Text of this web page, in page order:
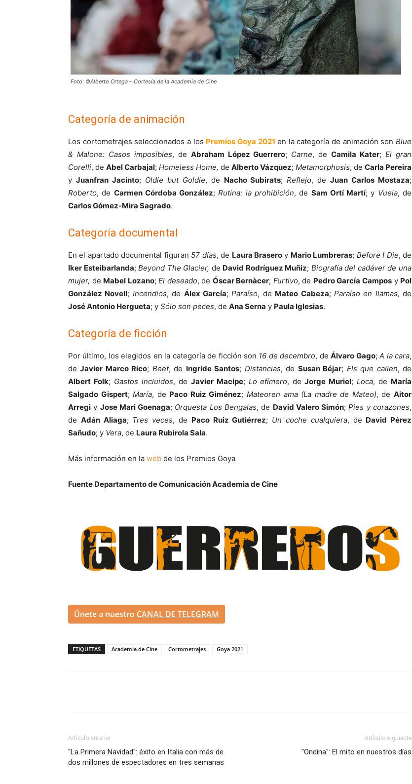
Foto: ©Alberto Ortega – Cortesía de la Academia de Cine
Categoría de animación
Los cortometrajes seleccionados a los Premios Goya 2021 en la categoría de animación sonBlue
& Malone: Casos imposibles, de Abraham López Guerrero; Carne, deCamila Kater;El gran
Corelli, de Abel Carbajal; Homeless Home, de Alberto Vázquez; Metamorphosis, de Carla Pereira
y Juanfran Jacinto; Oldie but Goldie, de Nacho Subirats;Reflejo, deJuan Carlos Mostaza;
Roberto, de Carmen Córdoba González;Rutina: la prohibición, de Sam Ortí Martí; y Vuela, de
Carlos Gómez-Mira Sagrado.
Categoría documental
En el apartado documental figuran 57 días, de Laura Braseroy Mario Lumbreras; Before I Die, de
Iker Esteibarlanda;Beyond The Glacier, de David Rodríguez Muñiz; Biografía del cadáver de una
mujer, de Mabel Lozano; El deseado, de Óscar Bernàcer; Furtivo, de Pedro García Campos y Pol
González Novell; Incendios, de Álex García;Paraíso, de Mateo Cabeza; Paraíso en llamas, de
José Antonio Hergueta; y Sólo son peces, de Ana Serna y Paula Iglesias.
Categoría de ficción
Por último, los elegidos en la categoría de ficción son 16 de decembro, deÁlvaro Gago; A la cara,
deJavier Marco Rico; Beef, de Ingride Santos; Distancias, de Susan Béjar; Els que callen, de
Albert Folk; Gastos incluidos, de Javier Macipe; Lo efímero, de Jorge Muriel;Loca, de María
Salgado Gispert;María, de Paco Ruiz Giménez;Mateoren ama (La madre de Mateo), deAitor
Arregi y Jose Mari Goenaga; Orquesta Los Bengalas, de David Valero Simón;Pies y corazones,
de Adán Aliaga; Tres veces, de Paco Ruiz Gutiérrez; Un coche cualquiera, de David Pérez
Sañudo; y Vera, de Laura Rubirola Sala.
Más información en la web de los Premios Goya
Fuente Departamento de Comunicación Academia de Cine
Únete a nuestro CANAL DE TELEGRAM
ETIQUETAS Academia de Cine Cortometrajes Goya 2021
Artículo anterior
"La Primera Navidad": éxito en Italia con más de
dos millones de espectadores en tres semanas
Artículo siguiente
''Ondina'': El mito en nuestros días